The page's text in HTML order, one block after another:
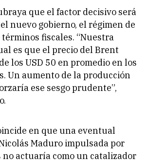
que el factor decisivo será
nuevo gobierno, el régimen de
fiscales. “Nuestra
es que el precio del Brent
los USD 50 en promedio en los
Un aumento de la producción
ese sesgo prudente”,
en que una eventual
Maduro impulsada por
no actuaría como un catalizador